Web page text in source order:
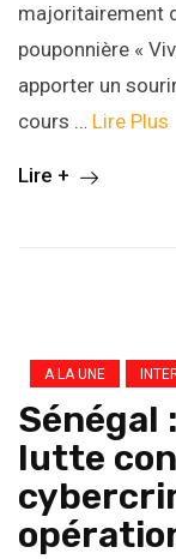
majoritairement
pouponnière «
apporter un
cours … Lire Plus
Lire +
A LA UNE
Sénégal
lutte